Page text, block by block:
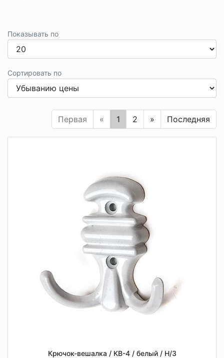
Показывать по
Сортировать по
Первая « 1 2 » Последняя
Крючок-вешалка / КВ-4 / белый / Н/З